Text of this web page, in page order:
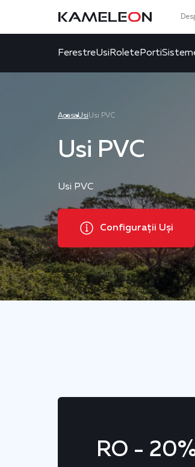
FerestreUsi RoletePorti
AcasaUsiUsi PVC
Usi PVC
Usi PVC
Configurații Uși
RO -